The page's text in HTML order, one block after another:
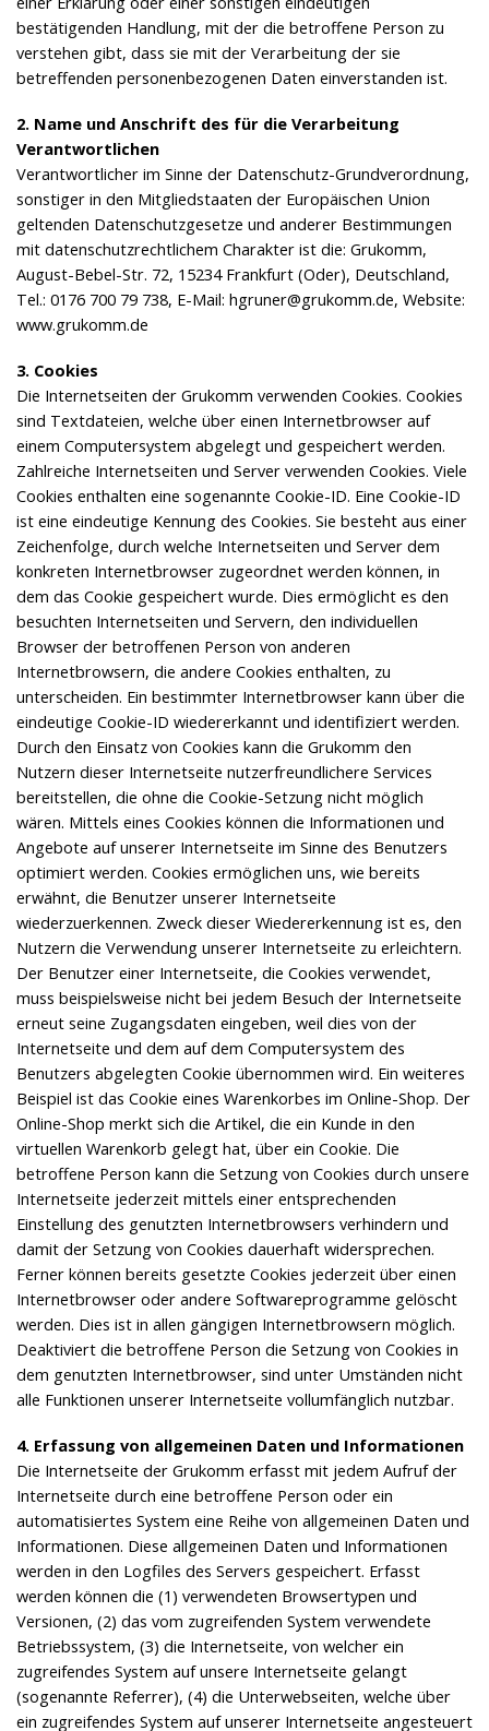
bestätigenden Handlung, mit der die betroffene Person zu
verstehen gibt, dass sie mit der Verarbeitung der sie
betreffenden personenbezogenen Daten einverstanden ist.
2. Name und Anschrift des für die Verarbeitung
Verantwortlichen
Verantwortlicher im Sinne der Datenschutz-Grundverordnung,
sonstiger in den Mitgliedstaaten der Europäischen Union
geltenden Datenschutzgesetze und anderer Bestimmungen
mit datenschutzrechtlichem Charakter ist die: Grukomm,
August-Bebel-Str. 72, 15234 Frankfurt (Oder), Deutschland,
Tel.: 0176 700 79 738, E-Mail: hgruner@grukomm.de, Website:
www.grukomm.de
3. Cookies
Die Internetseiten der Grukomm verwenden Cookies. Cookies
sind Textdateien, welche über einen Internetbrowser auf
einem Computersystem abgelegt und gespeichert werden.
Zahlreiche Internetseiten und Server verwenden Cookies. Viele
Cookies enthalten eine sogenannte Cookie-ID. Eine Cookie-ID
ist eine eindeutige Kennung des Cookies. Sie besteht aus einer
Zeichenfolge, durch welche Internetseiten und Server dem
konkreten Internetbrowser zugeordnet werden können, in
dem das Cookie gespeichert wurde. Dies ermöglicht es den
besuchten Internetseiten und Servern, den individuellen
Browser der betroffenen Person von anderen
Internetbrowsern, die andere Cookies enthalten, zu
unterscheiden. Ein bestimmter Internetbrowser kann über die
eindeutige Cookie-ID wiedererkannt und identifiziert werden.
Durch den Einsatz von Cookies kann die Grukomm den
Nutzern dieser Internetseite nutzerfreundlichere Services
bereitstellen, die ohne die Cookie-Setzung nicht möglich
wären. Mittels eines Cookies können die Informationen und
Angebote auf unserer Internetseite im Sinne des Benutzers
optimiert werden. Cookies ermöglichen uns, wie bereits
erwähnt, die Benutzer unserer Internetseite
wiederzuerkennen. Zweck dieser Wiedererkennung ist es, den
Nutzern die Verwendung unserer Internetseite zu erleichtern.
Der Benutzer einer Internetseite, die Cookies verwendet,
muss beispielsweise nicht bei jedem Besuch der Internetseite
erneut seine Zugangsdaten eingeben, weil dies von der
Internetseite und dem auf dem Computersystem des
Benutzers abgelegten Cookie übernommen wird. Ein weiteres
Beispiel ist das Cookie eines Warenkorbes im Online-Shop. Der
Online-Shop merkt sich die Artikel, die ein Kunde in den
virtuellen Warenkorb gelegt hat, über ein Cookie. Die
betroffene Person kann die Setzung von Cookies durch unsere
Internetseite jederzeit mittels einer entsprechenden
Einstellung des genutzten Internetbrowsers verhindern und
damit der Setzung von Cookies dauerhaft widersprechen.
Ferner können bereits gesetzte Cookies jederzeit über einen
Internetbrowser oder andere Softwareprogramme gelöscht
werden. Dies ist in allen gängigen Internetbrowsern möglich.
Deaktiviert die betroffene Person die Setzung von Cookies in
dem genutzten Internetbrowser, sind unter Umständen nicht
alle Funktionen unserer Internetseite vollumfänglich nutzbar.
4. Erfassung von allgemeinen Daten und Informationen
Die Internetseite der Grukomm erfasst mit jedem Aufruf der
Internetseite durch eine betroffene Person oder ein
automatisiertes System eine Reihe von allgemeinen Daten und
Informationen. Diese allgemeinen Daten und Informationen
werden in den Logfiles des Servers gespeichert. Erfasst
werden können die (1) verwendeten Browsertypen und
Versionen, (2) das vom zugreifenden System verwendete
Betriebssystem, (3) die Internetseite, von welcher ein
zugreifendes System auf unsere Internetseite gelangt
(sogenannte Referrer), (4) die Unterwebseiten, welche über
ein zugreifendes System auf unserer Internetseite angesteuert